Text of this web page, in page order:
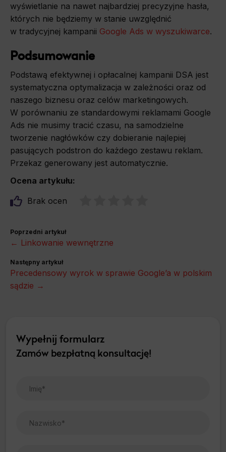
Wypełnij formularz
Zamów bezpłatną konsultację!
wyświetlanie na nawet najbardziej precyzyjne hasła,
których nie będziemy w stanie uwzględnić
w tradycyjnej kampanii Google Ads w wyszukiwarce.
Podsumowanie
Podstawą efektywnej i opłacalnej kampanii DSA jest
systematyczna optymalizacja w zależności oraz od
naszego biznesu oraz celów marketingowych.
W porównaniu ze standardowymi reklamami Google
Ads nie musimy tracić czasu, na samodzielne
tworzenie nagłówków czy dobieranie najlepiej
pasujących podstron do każdego zestawu reklam.
Przekaz generowany jest automatycznie.
Ocena artykułu:
Brak ocen
Poprzedni artykuł
← Linkowanie wewnętrzne
Następny artykuł
Precedensowy wyrok w sprawie Google’a w polskim
sądzie →